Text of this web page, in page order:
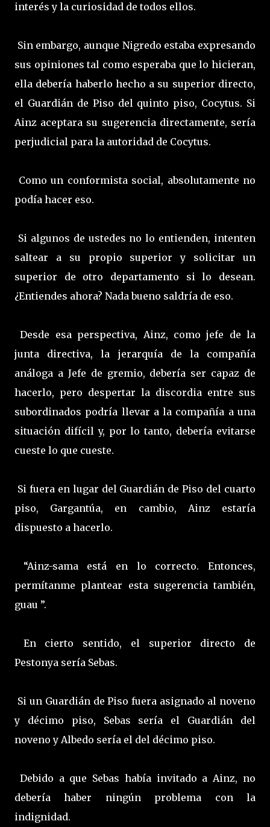
interés y la curiosidad de todos ellos.
Sin embargo, aunque Nigredo estaba expresando
sus opiniones tal como esperaba que lo hicieran,
ella debería haberlo hecho a su superior directo,
el Guardián de Piso del quinto piso, Cocytus. Si
Ainz aceptara su sugerencia directamente, sería
perjudicial para la autoridad de Cocytus.
Como un conformista social, absolutamente no
podía hacer eso.
Si algunos de ustedes no lo entienden, intenten
saltear a su propio superior y solicitar un
superior de otro departamento si lo desean.
¿Entiendes ahora? Nada bueno saldría de eso.
Desde esa perspectiva, Ainz, como jefe de la
junta directiva, la jerarquía de la compañía
análoga a Jefe de gremio, debería ser capaz de
hacerlo, pero despertar la discordia entre sus
subordinados podría llevar a la compañía a una
situación difícil y, por lo tanto, debería evitarse
cueste lo que cueste.
Si fuera en lugar del Guardián de Piso del cuarto
piso, Gargantúa, en cambio, Ainz estaría
dispuesto a hacerlo.
“Ainz-sama está en lo correcto. Entonces,
permítanme plantear esta sugerencia también,
guau ”.
En cierto sentido, el superior directo de
Pestonya sería Sebas.
Si un Guardián de Piso fuera asignado al noveno
y décimo piso, Sebas sería el Guardián del
noveno y Albedo sería el del décimo piso.
Debido a que Sebas había invitado a Ainz, no
debería haber ningún problema con la
indignidad.